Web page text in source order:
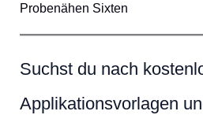
Probenähen Sixten
Suchst du nach
Applikationsvorlagen